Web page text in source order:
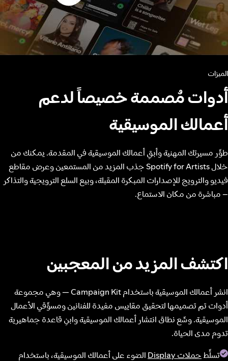
الميزات
أدوات مُصممة خصيصاً لدعم
أعمالك الموسيقية
طوِّر مسيرتك المهنية وأبقِ أعمالك الموسيقية في المقدمة. يمكنك من
خلال Spotify for Artists جذب المزيد من المستمعين وعرض مقاطع
فيديو والترويج للإصدارات المبكرة المقبلة، وبيع السلع الترويجية والتذاكر
– مباشرة من مكان الاستماع.
اكتشف المزيد من المعجبين
انشر أعمالك الموسيقية باستخدام Campaign Kit — وهي مجموعة
أدوات تم تصميمها لتحقيق مقاييس مفيدة للفنانين ومسوِّقي الأعمال
الموسيقية. وسِّع نطاق انتشار أعمالك الموسيقية وابنِ قاعدة جماهيرية
تدوم مدى الحياة.
تسلِّط حملات Display
الضوء على أعمالك الموسيقية، باستخدام